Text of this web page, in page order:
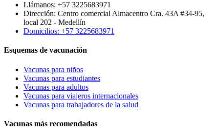
Llámanos: +57 3225683971
Dirección: Centro comercial Almacentro Cra. 43A #34-95,
local 202 - Medellín
Domicilios: +57 3225683971
Esquemas de vacunación
Vacunas para niños
Vacunas para estudiantes
Vacunas para adultos
Vacunas para viajeros internacionales
Vacunas para trabajadores de la salud
Vacunas más recomendadas